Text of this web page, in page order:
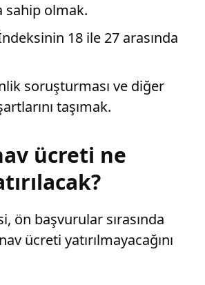
sahip olmak.
18 ile 27 arasında
soruşturması ve diğer
taşımak.
ücreti ne
ön başvurular sırasında
ücreti yatırılmayacağını